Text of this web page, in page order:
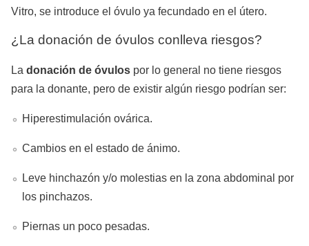
Vitro, se introduce el óvulo ya fecundado en el útero.
¿La donación de óvulos conlleva riesgos?
La donación de óvulos por lo general no tiene riesgos
para la donante, pero de existir algún riesgo podrían ser:
Hiperestimulación ovárica.
Cambios en el estado de ánimo.
Leve hinchazón y/o molestias en la zona abdominal por
los pinchazos.
Piernas un poco pesadas.